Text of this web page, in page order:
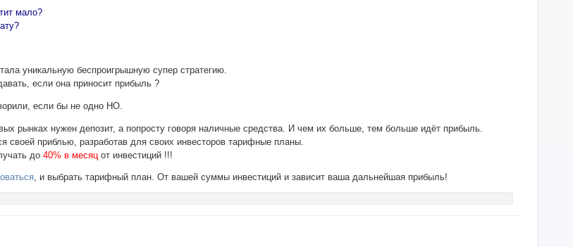
мало?
уникальную беспроигрышную супер стратегию.
если она приносит прибыль ?
если бы не одно НО.
рынках нужен депозит, а попросту говоря наличные средства. И чем их больше, тем больше идёт прибыль.
своей приблью, разработав для своих инвесторов тарифные планы.
до40% в месяц от инвестиций !!!
, и выбрать тарифный план. От вашей суммы инвестиций и зависит ваша дальнейшая прибыль!